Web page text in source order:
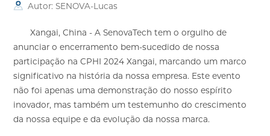
Autor: SENOVA-Lucas
Xangai, China - A SenovaTech tem o orgulho de
anunciar o encerramento bem-sucedido de nossa
participação na CPHI 2024 Xangai, marcando um marco
significativo na história da nossa empresa. Este evento
não foi apenas uma demonstração do nosso espírito
inovador, mas também um testemunho do crescimento
da nossa equipe e da evolução da nossa marca.